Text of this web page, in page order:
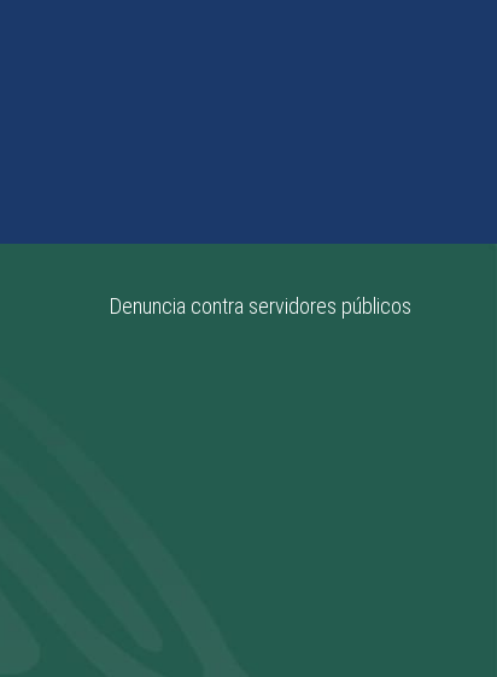
Denuncia contra servidores públicos